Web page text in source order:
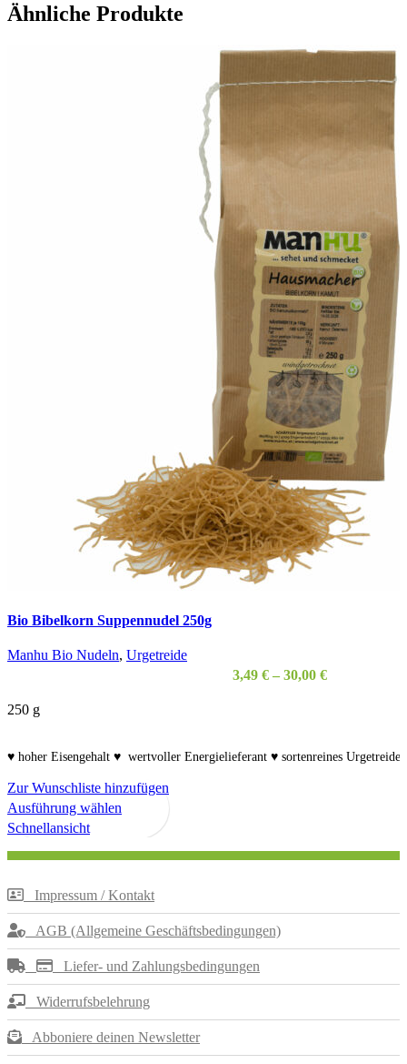
Ähnliche Produkte
Bio Bibelkorn Suppennudel 250g
Manhu Bio Nudeln, Urgetreide
3,49 € – 30,00 €
250 g
♥ hoher Eisengehalt ♥ wertvoller Energielieferant ♥ sortenreines Urgetreide
Zur Wunschliste hinzufügen
Ausführung wählen
Varianten
auf.
Die
Optionen
können
auf
der
gewählt
Schnellansicht
Impressum / Kontakt
AGB (Allgemeine Geschäftsbedingungen)
Liefer- und Zahlungsbedingungen
Widerrufsbelehrung
Abboniere deinen Newsletter